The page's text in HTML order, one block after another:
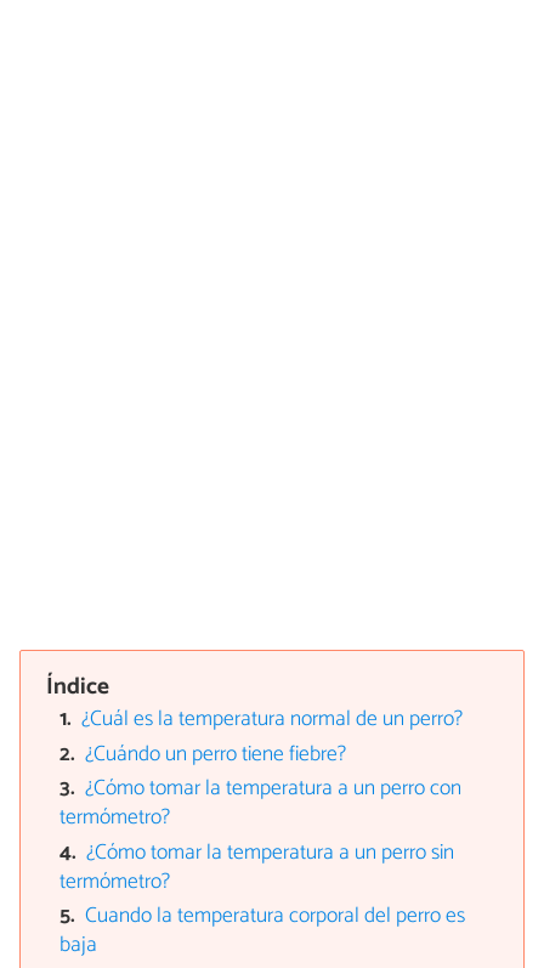
Índice
¿Cuál es la temperatura normal de un perro?
¿Cuándo un perro tiene fiebre?
¿Cómo tomar la temperatura a un perro con
termómetro?
¿Cómo tomar la temperatura a un perro sin
termómetro?
Cuando la temperatura corporal del perro es
baja